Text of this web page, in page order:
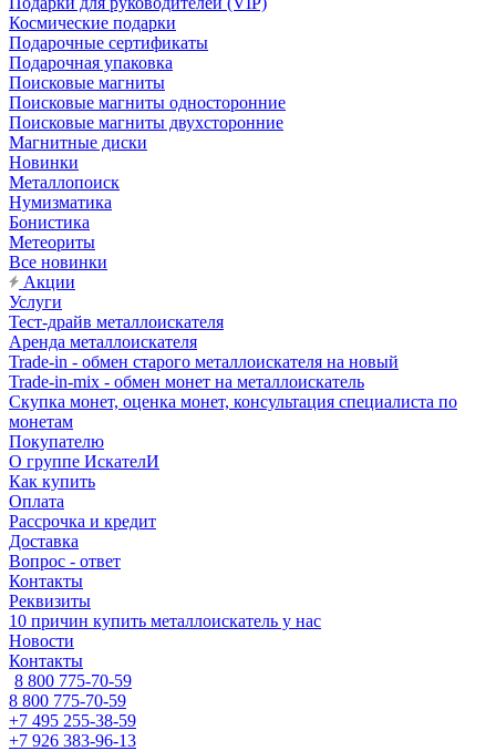
Космические подарки
Подарочные сертификаты
Подарочная упаковка
Поисковые магниты
Поисковые магниты односторонние
Поисковые магниты двухсторонние
Магнитные диски
Новинки
Металлопоиск
Нумизматика
Бонистика
Метеориты
Все новинки
Акции
Услуги
Тест-драйв металлоискателя
Аренда металлоискателя
Trade-in - обмен старого металлоискателя на новый
Trade-in-mix - обмен монет на металлоискатель
Скупка монет, оценка монет, консультация специалиста по
монетам
Покупателю
О группе ИскателИ
Как купить
Оплата
Рассрочка и кредит
Доставка
Вопрос - ответ
Контакты
Реквизиты
10 причин купить металлоискатель у нас
Новости
Контакты
8 800 775-70-59
8 800 775-70-59
+7 495 255-38-59
+7 926 383-96-13